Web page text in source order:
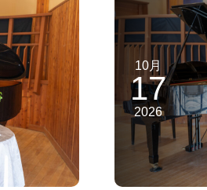
10月
17
2026